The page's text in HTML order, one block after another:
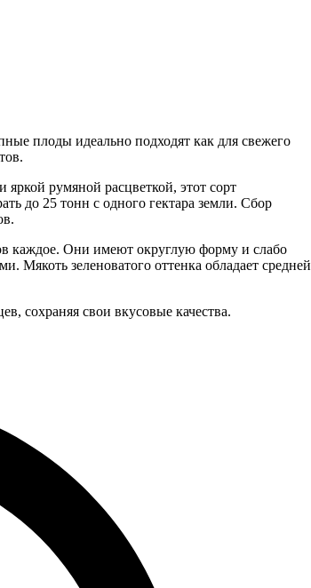
плоды идеально подходят как для свежего
румяной расцветкой, этот сорт
до 25 тонн с одного гектара земли. Сбор
каждое. Они имеют округлую форму и слабо
Мякоть зеленоватого оттенка обладает средней
сохраняя свои вкусовые качества.